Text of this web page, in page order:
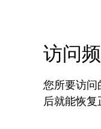
访问
您所要访问
后就能恢复